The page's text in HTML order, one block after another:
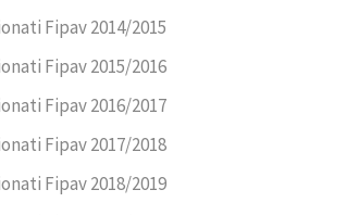
Fipav 2014/2015
Fipav 2015/2016
Fipav 2016/2017
Fipav 2017/2018
Fipav 2018/2019